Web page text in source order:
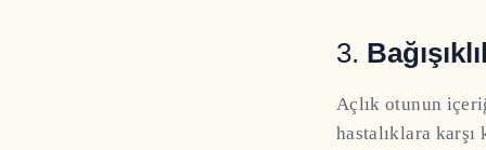
3.
Açlık otunun
hastalıklara